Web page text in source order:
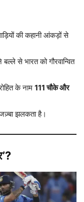
की कहानी आंकड़ों से
से भारत को गौरवान्वित
के नाम 111 चौके और
झलकता है।